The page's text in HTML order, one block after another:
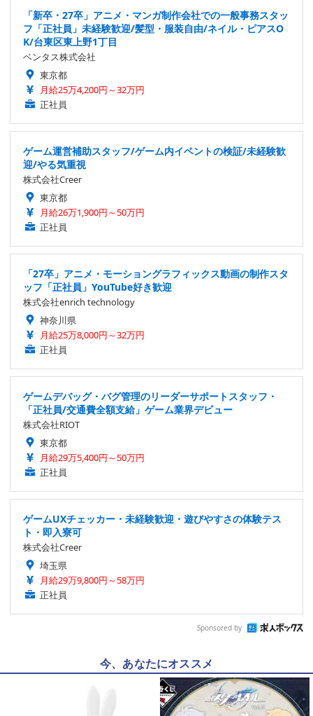
「新卒・27卒」アニメ・マンガ制作会社での一般事務スタッ
フ「正社員」未経験歓迎/髪型・服装自由/ネイル・ピアスO
K/台東区東上野1丁目
ベンタス株式会社
東京都
月給25万4,200円～32万円
正社員
ゲーム運営補助スタッフ/ゲーム内イベントの検証/未経験歓
迎/やる気重視
株式会社Creer
東京都
月給26万1,900円～50万円
正社員
「27卒」アニメ・モーショングラフィックス動画の制作スタ
ッフ「正社員」YouTube好き歓迎
株式会社enrich technology
神奈川県
月給25万8,000円～32万円
正社員
ゲームデバッグ・バグ管理のリーダーサポートスタッフ・
「正社員/交通費全額支給」ゲーム業界デビュー
株式会社RIOT
東京都
月給29万5,400円～50万円
正社員
ゲームUXチェッカー・未経験歓迎・遊びやすさの体験テス
ト・即入寮可
株式会社Creer
埼玉県
月給29万9,800円～58万円
正社員
Sponsored by
今、あなたにオススメ